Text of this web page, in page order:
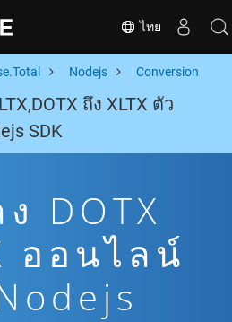
ไทย
Nodejs Conversion
ถึง XLTX ตัว
SDK
DOTX
ออนไลน์